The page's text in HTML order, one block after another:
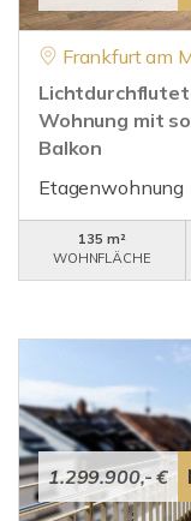
Frankfurt am
Wohnung mit
Balkon
Etagenwohnung
135 m²
WOHNFLÄCHE
1.299.900,- €